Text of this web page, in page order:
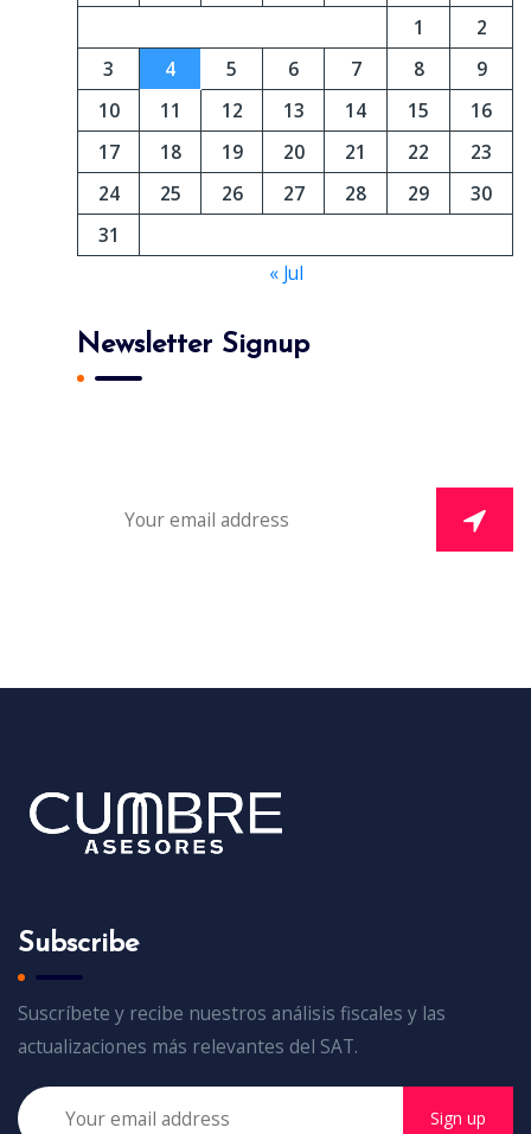
1
2
3
4 5 6 7 8
9
10
11 12 13 14 15
16
17
18 19 20 21 22
23
24
25 26 27 28 29
30
31
« Jul
Newsletter Signup
Subscribe
Suscríbete y recibe nuestros análisis fiscales y las
actualizaciones más relevantes del SAT.
Sign up